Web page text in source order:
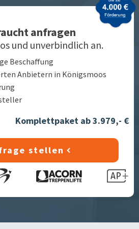
anfragen
und unverbindlich an.
Beschaffung
Anbietern in Königsmoos
Komplettpaket ab 3.979,- €
stellen